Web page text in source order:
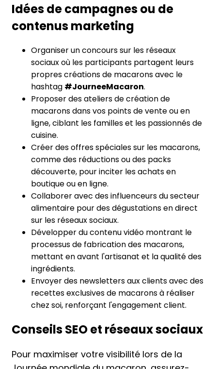
Idées de campagnes ou de
contenus marketing
Organiser un concours sur les réseaux
sociaux où les participants partagent leurs
propres créations de macarons avec le
hashtag #JourneeMacaron.
Proposer des ateliers de création de
macarons dans vos points de vente ou en
ligne, ciblant les familles et les passionnés de
cuisine.
Créer des offres spéciales sur les macarons,
comme des réductions ou des packs
découverte, pour inciter les achats en
boutique ou en ligne.
Collaborer avec des influenceurs du secteur
alimentaire pour des dégustations en direct
sur les réseaux sociaux.
Développer du contenu vidéo montrant le
processus de fabrication des macarons,
mettant en avant l'artisanat et la qualité des
ingrédients.
Envoyer des newsletters aux clients avec des
recettes exclusives de macarons à réaliser
chez soi, renforçant l'engagement client.
Conseils SEO et réseaux sociaux
Pour maximiser votre visibilité lors de la